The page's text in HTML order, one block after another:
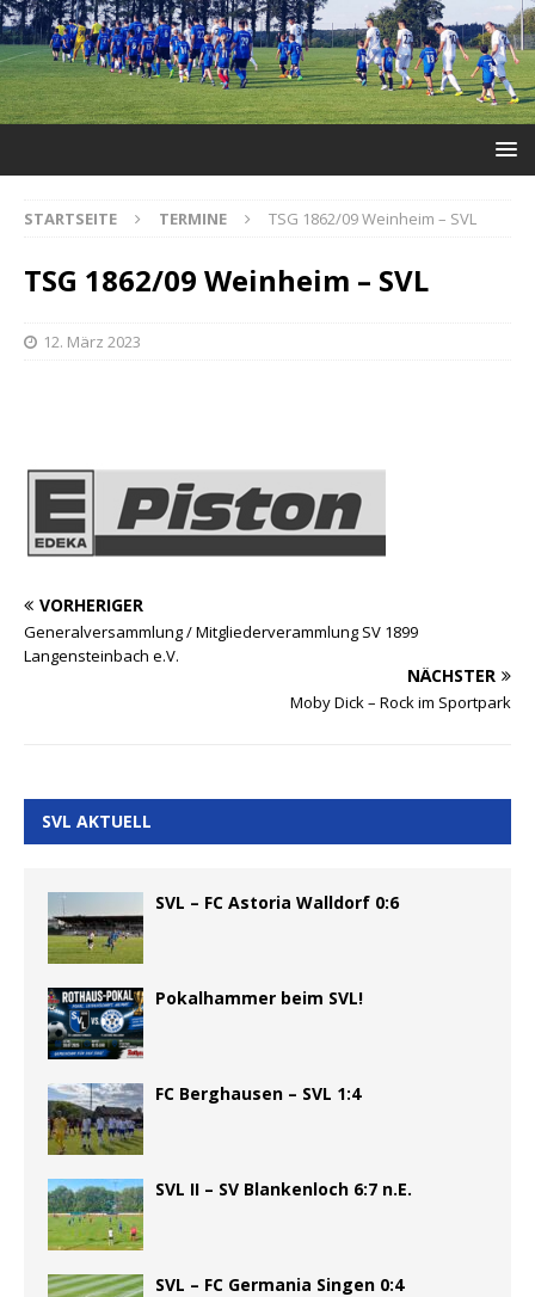
STARTSEITE TERMINE TSG 1862/09 Weinheim – SVL
TSG 1862/09 Weinheim – SVL
12. März 2023
VORHERIGER
Generalversammlung / Mitgliederverammlung SV 1899
Langensteinbach e.V.
NÄCHSTER
Moby Dick – Rock im Sportpark
SVL AKTUELL
SVL – FC Astoria Walldorf 0:6
Pokalhammer beim SVL!
FC Berghausen – SVL 1:4
SVL II – SV Blankenloch 6:7 n.E.
SVL – FC Germania Singen 0:4